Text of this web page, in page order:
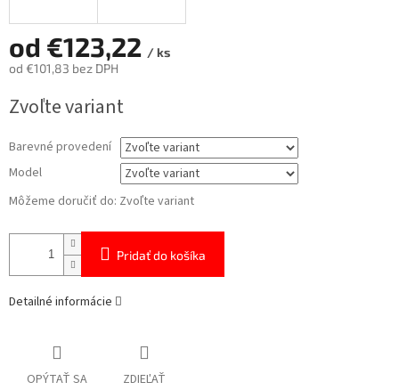
od €123,22 / ks
od €101,83 bez DPH
cena:
Zvoľte variant
Barevné provedení
Model
Môžeme doručiť do: Zvoľte variant
Pridať do košíka
Detailné informácie
OPÝTAŤ SA ZDIEĽAŤ